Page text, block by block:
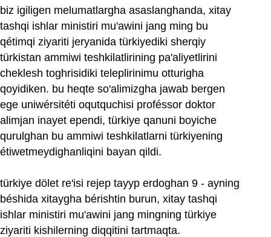
biz igiligen melumatlargha asaslanghanda, xitay
tashqi ishlar ministiri mu'awini jang ming bu
qétimqi ziyariti jeryanida türkiyediki sherqiy
türkistan ammiwi teshkilatlirining pa'aliyetlirini
cheklesh toghrisidiki teleplirinimu otturigha
qoyidiken. bu heqte so'alimizgha jawab bergen
ege uniwérsitéti oqutquchisi proféssor doktor
alimjan inayet ependi, türkiye qanuni boyiche
qurulghan bu ammiwi teshkilatlarni türkiyening
étiwetmeydighanliqini bayan qildi.
türkiye dölet re'isi rejep tayyp erdoghan 9 - ayning
béshida xitaygha bérishtin burun, xitay tashqi
ishlar ministiri mu'awini jang mingning türkiye
ziyariti kishilerning diqqitini tartmaqta.